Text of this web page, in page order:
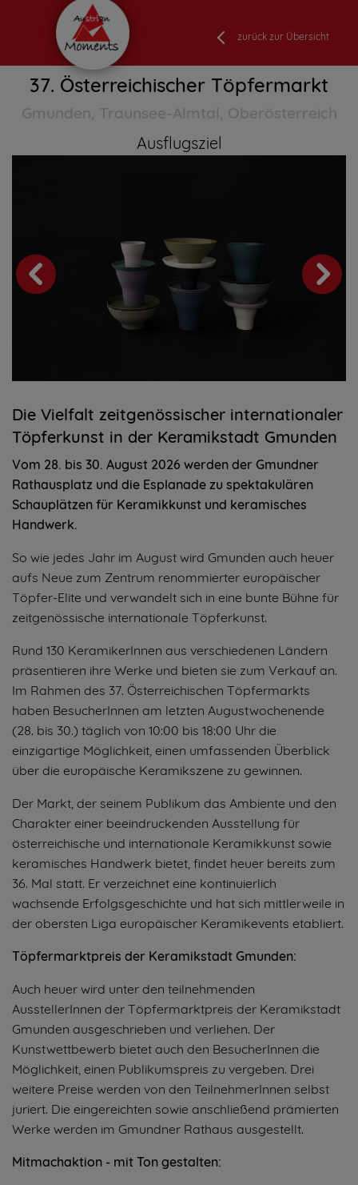
zurück zur Übersicht
37. Österreichischer Töpfermarkt
Gmunden, Traunsee-Almtal, Oberösterreich
Ausflugsziel
Die Vielfalt zeitgenössischer internationaler
Töpferkunst in der Keramikstadt Gmunden
Vom 28. bis 30. August 2026 werden der Gmundner
Rathausplatz und die Esplanade zu spektakulären
Schauplätzen für Keramikkunst und keramisches
Handwerk.
So wie jedes Jahr im August wird Gmunden auch heuer
aufs Neue zum Zentrum renommierter europäischer
Töpfer-Elite und verwandelt sich in eine bunte Bühne für
zeitgenössische internationale Töpferkunst.
Rund 130 KeramikerInnen aus verschiedenen Ländern
präsentieren ihre Werke und bieten sie zum Verkauf an.
Im Rahmen des 37. Österreichischen Töpfermarkts
haben BesucherInnen am letzten Augustwochenende
(28. bis 30.) täglich von 10:00 bis 18:00 Uhr die
einzigartige Möglichkeit, einen umfassenden Überblick
über die europäische Keramikszene zu gewinnen.
Der Markt, der seinem Publikum das Ambiente und den
Charakter einer beeindruckenden Ausstellung für
österreichische und internationale Keramikkunst sowie
keramisches Handwerk bietet, findet heuer bereits zum
36. Mal statt. Er verzeichnet eine kontinuierlich
wachsende Erfolgsgeschichte und hat sich mittlerweile in
der obersten Liga europäischer Keramikevents etabliert.
Töpfermarktpreis der Keramikstadt Gmunden:
Auch heuer wird unter den teilnehmenden
AusstellerInnen der Töpfermarktpreis der Keramikstadt
Gmunden ausgeschrieben und verliehen. Der
Kunstwettbewerb bietet auch den BesucherInnen die
Möglichkeit, einen Publikumspreis zu vergeben. Drei
weitere Preise werden von den TeilnehmerInnen selbst
juriert. Die eingereichten sowie anschließend prämierten
Werke werden im Gmundner Rathaus ausgestellt.
Mitmachaktion - mit Ton gestalten: